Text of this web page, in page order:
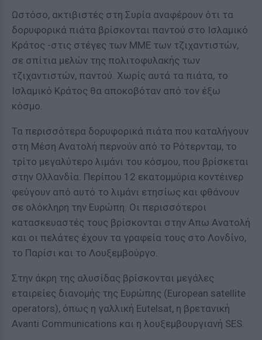
Ωστόσο, ακτιβιστές στη Συρία αναφέρουν ότι τα
δορυφορικά πιάτα βρίσκονται παντού στο Ισλαμικό
Κράτος -στις στέγες των ΜΜΕ των τζιχαντιστών,
σε σπίτια μελών της πολιτοφυλακής των
τζιχαντιστών, παντού. Χωρίς αυτά τα πιάτα, το
Ισλαμικό Κράτος θα αποκοβόταν από τον έξω
κόσμο.
Τα περισσότερα δορυφορικά πιάτα που καταλήγουν
στη Μέση Ανατολή περνούν από το Ρότερνταμ, το
τρίτο μεγαλύτερο λιμάνι του κόσμου, που βρίσκεται
στην Ολλανδία. Περίπου 12 εκατομμύρια κοντέινερ
φεύγουν από αυτό το λιμάνι ετησίως και φθάνουν
σε ολόκληρη την Ευρώπη. Οι περισσότεροι
κατασκευαστές τους βρίσκονται στην Απω Ανατολή
και οι πελάτες έχουν τα γραφεία τους στο Λονδίνο,
το Παρίσι και το Λουξεμβούργο.
Στην άκρη της αλυσίδας βρίσκονται μεγάλες
εταιρείες διανομής της Ευρώπης (European satellite
operators), όπως η γαλλική Eutelsat, η βρετανική
Avanti Communications και η λουξεμβουργιανή SES.